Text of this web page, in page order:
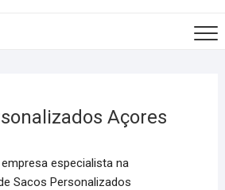
Açores
especialista na
Sacos Personalizados